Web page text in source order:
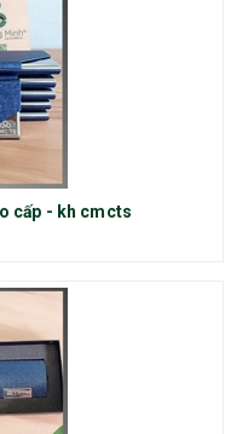
cấp - kh cmcts